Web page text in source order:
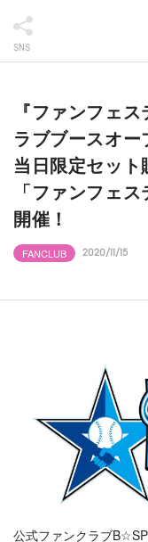
SNS
『ファンフェ
ラブブースオー
当日限定セッ
「ファンフェ
開催！
FANCLUB 2020/11/15
公式ファンクラブ